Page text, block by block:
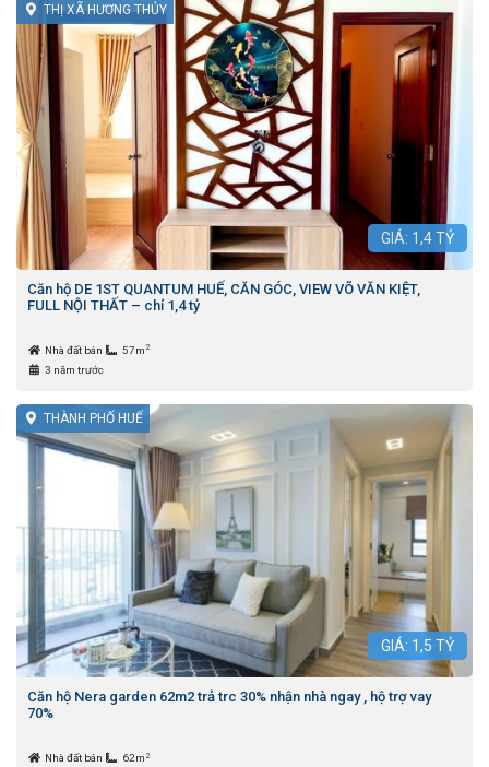
THỊ XÃ HƯƠNG THỦY
GIÁ: 1,4TỶ
Căn hộ DE 1ST QUANTUM HUẾ, CĂN GÓC, VIEW VÕ VĂN KIỆT,
FULL NỘI THẤT – chỉ 1,4 tỷ
Nhà đất bán 57m 2
3 năm trước
THÀNH PHỐ HUẾ
GIÁ: 1,5 TỶ
Căn hộ Nera garden 62m2 trả trc 30% nhận nhà ngay , hộ trợ vay
70%
Nhà đất bán 62m 2